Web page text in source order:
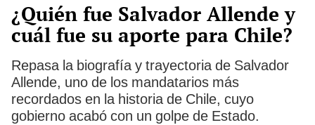
¿Quién fue Salvador Allende y
cuál fue su aporte para Chile?
Repasa la biografía y trayectoria de Salvador
Allende, uno de los mandatarios más
recordados en la historia de Chile, cuyo
gobierno acabó con un golpe de Estado.